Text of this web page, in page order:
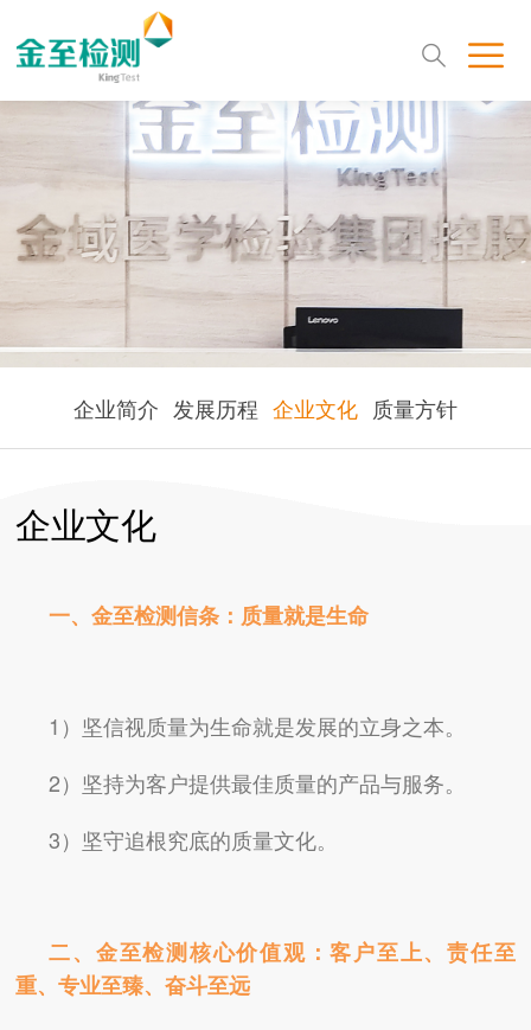
企业简介 发展历程 企业文化 质量方针
企业文化
一、金至检测信条：质量就是生命
1）坚信视质量为生命就是发展的立身之本。
2）坚持为客户提供最佳质量的产品与服务。
3）坚守追根究底的质量文化。
二、金至检测核心价值观：客户至上、责任至
重、专业至臻、奋斗至远